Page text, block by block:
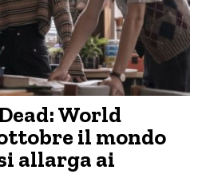
World
il mondo
allarga ai